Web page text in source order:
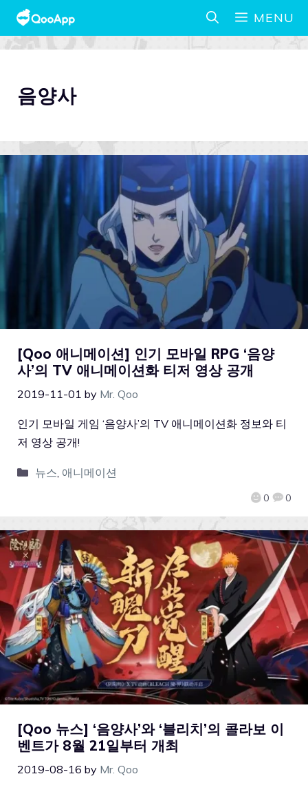
MENU
음양사
[Qoo 애니메이션] 인기 모바일 RPG ‘음양
사’의 TV 애니메이션화 티저 영상 공개
2019-11-01 by Mr. Qoo
0 0
인기 모바일 게임 ‘음양사’의 TV 애니메이션화 정보와 티
저 영상 공개!
뉴스, 애니메이션
[Qoo 뉴스] ‘음양사’와 ‘블리치’의 콜라보 이
벤트가 8월 21일부터 개최
2019-08-16 by Mr. Qoo